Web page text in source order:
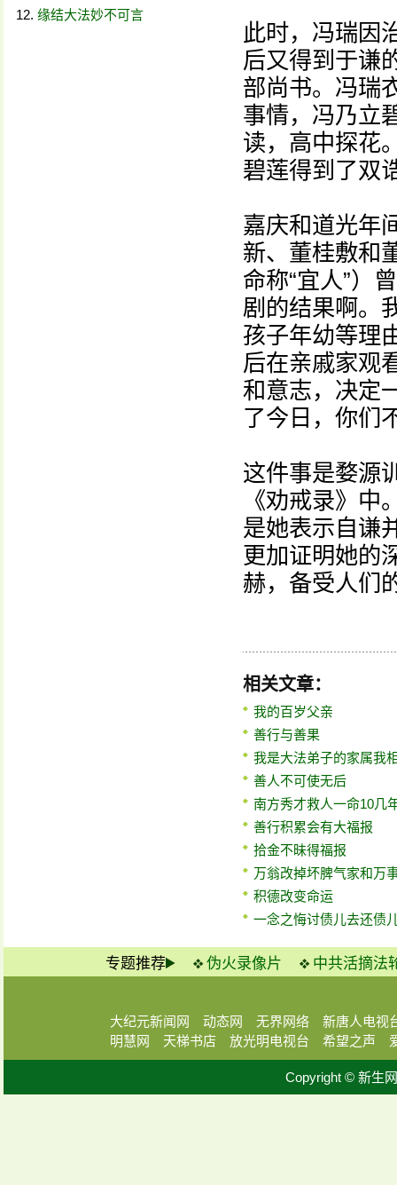
缘结大法妙不可言
此时，冯瑞因
后又得到于谦
部尚书。冯瑞
事情，冯乃立
读，高中探花
碧莲得到了双
嘉庆和道光年
新、董桂敷和
命称“宜人”）
剧的结果啊。
孩子年幼等理
后在亲戚家观
和意志，决定
了今日，你们
这件事是婺源
《劝戒录》
是她表示自谦
更加证明她的
赫，备受人们
相关文章：
我的百岁父亲
善行与善果
我是大法弟子的家属我
善人不可使无后
南方秀才救人一命10几
善行积累会有大福报
拾金不昧得福报
万翁改掉坏脾气家和万
积德改变命运
一念之悔讨债儿去还债
专题推荐 伪火录像片 中共活摘法
大纪元新闻网 动态网 无界网络
新唐人电视
明慧网
天梯书店 放光明电视台 希望之声
Copyright © 新生